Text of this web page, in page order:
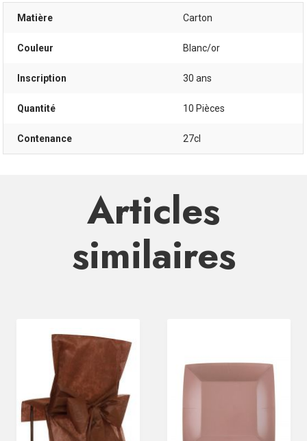
Matière Carton
Couleur Blanc/or
Inscription 30 ans
Quantité 10 Pièces
Contenance 27cl
Articles
similaires